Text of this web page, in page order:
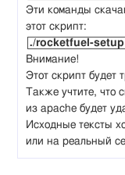
Эти команды
этот скрипт:
./rocketfuel-setup
Внимание!
Этот скрипт будет
Также учтите, что
из apache будет
Исходные тексты
или на реальный